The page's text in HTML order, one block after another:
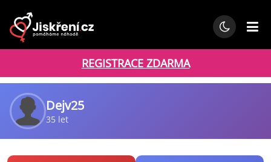
REGISTRACE ZDARMA
Dejv25
35 let